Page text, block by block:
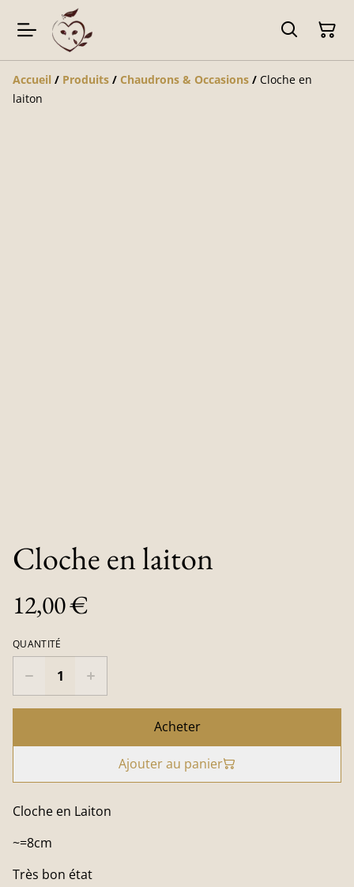
Accueil / Produits / Chaudrons & Occasions / Cloche en
laiton
Cloche en laiton
12,00 €
QUANTITÉ
Acheter
Ajouter au panier
Cloche en Laiton
~=8cm
Très bon état